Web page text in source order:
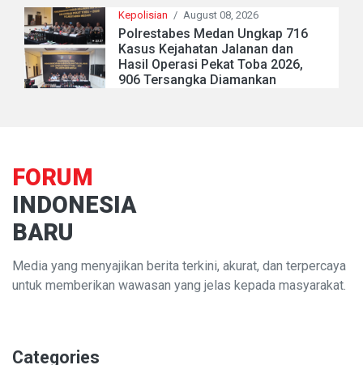
Kepolisian / August 08, 2026
Polrestabes Medan Ungkap 716
Kasus Kejahatan Jalanan dan
Hasil Operasi Pekat Toba 2026,
906 Tersangka Diamankan
FORUM
INDONESIA
BARU
Media yang menyajikan berita terkini, akurat, dan terpercaya
untuk memberikan wawasan yang jelas kepada masyarakat.
Categories